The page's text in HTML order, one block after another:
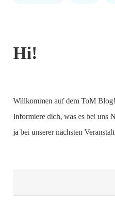
Hi!
Willkommen auf dem ToM Blog!
Informiere dich, was es bei uns
ja bei unserer nächsten